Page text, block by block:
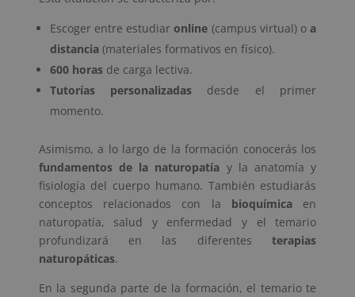
Escoger entre estudiaronline (campus virtual) oa
distancia(materiales formativos en físico).
600 horasde carga lectiva.
Tutorías personalizadas desde el primer
momento.
Asimismo, a lo largo de la formación conocerás los
fundamentos de la naturopatía y la anatomía y
fisiología del cuerpo humano. También estudiarás
conceptos relacionados con la bioquímica en
naturopatía, salud y enfermedad y el temario
profundizará en las diferentesterapias
naturopáticas.
En la segunda parte de la formación, el temario te